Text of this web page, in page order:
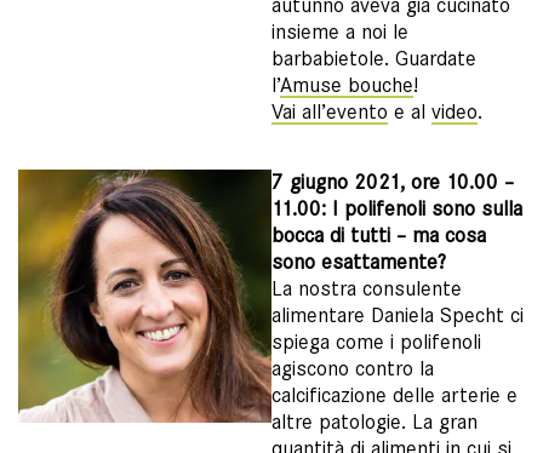
autunno aveva già cucinato
insieme a noi le
barbabietole. Guardate
l’Amuse bouche!
Vai all’evento e al video.
7 giugno 2021, ore 10.00 –
11.00: I polifenoli sono sulla
bocca di tutti – ma cosa
sono esattamente?
La nostra consulente
alimentare Daniela Specht ci
spiega come i polifenoli
agiscono contro la
calcificazione delle arterie e
altre patologie. La gran